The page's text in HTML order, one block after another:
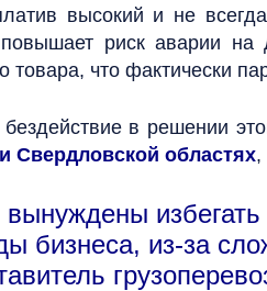
высокий и не
риск аварии
товара, что фактически
в решении
Свердловской областях,
избегать
бизнеса, из-за